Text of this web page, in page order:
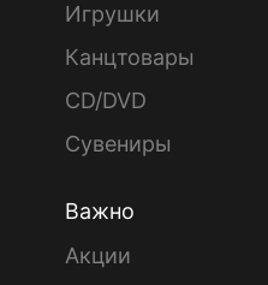
Игрушки
Канцтовары
CD/DVD
Сувениры
Важно
Акции